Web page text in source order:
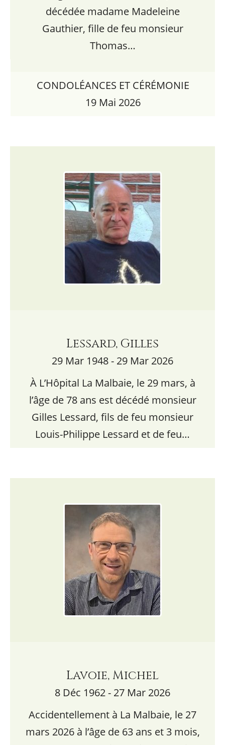
décédée madame Madeleine
Gauthier, fille de feu monsieur
Thomas…
CONDOLÉANCES ET CÉRÉMONIE
19 Mai 2026
Lessard, Gilles
29 Mar 1948 - 29 Mar 2026
À L’Hôpital La Malbaie, le 29 mars, à
l’âge de 78 ans est décédé monsieur
Gilles Lessard, fils de feu monsieur
Louis-Philippe Lessard et de feu…
Lavoie, Michel
8 Déc 1962 - 27 Mar 2026
Accidentellement à La Malbaie, le 27
mars 2026 à l’âge de 63 ans et 3 mois,